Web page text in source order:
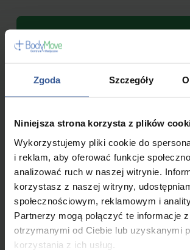
Zgoda Szczegóły
Niniejsza strona korzysta z plików
Wykorzystujemy pliki cookie do
i reklam, aby oferować funkcje
analizować ruch w naszej witrynie.
korzystasz z naszej witryny,
społecznościowym, reklamowym i
Partnerzy mogą połączyć te informacje
otrzymanymi od Ciebie lub uzyskanymi
korzystania z ich usług.
+48 22 300 15 00